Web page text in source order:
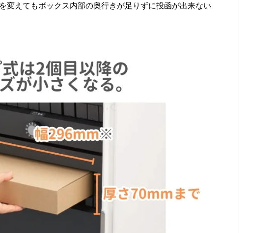
変えてもボックス内部の奥行きが足りずに投函が出来ない